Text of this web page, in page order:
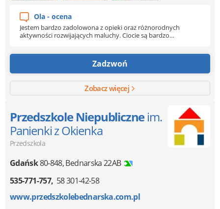
Ola - ocena
Jestem bardzo zadolowona z opieki oraz różnorodnych
aktywności rozwijających maluchy. Ciocie są bardzo
Zadzwoń
Zobacz więcej
Przedszkole Niepubliczne im.
Panienki z Okienka
Przedszkola
Gdańsk80-848,Bednarska 22AB
535-771-757 58 301-42-58
www.przedszkolebednarska.com.pl